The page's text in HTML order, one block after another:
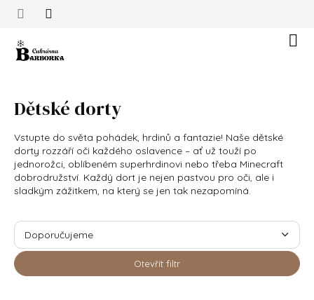
Dětské dorty
Vstupte do světa pohádek, hrdinů a fantazie! Naše dětské
dorty rozzáří oči každého oslavence – ať už touží po
jednorožci, oblíbeném superhrdinovi nebo třeba Minecraft
dobrodružství. Každý dort je nejen pastvou pro oči, ale i
sladkým zážitkem, na který se jen tak nezapomíná.
Řazení produktů
Doporučujeme
Otevřít filtr